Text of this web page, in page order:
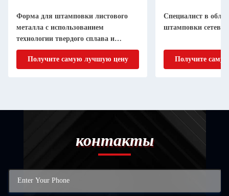
Форма для штамповки листового
металла с использованием
технологии твердого сплава и
стального карбида
Получите самую лучшую цену
Специалист в
штамповки
Получите
контакты